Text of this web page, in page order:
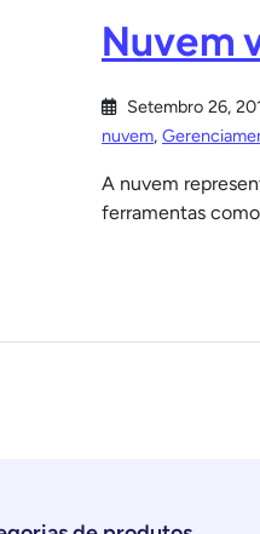
Nuvem
Setembro 26,
nuvem,
A nuvem
ferramentas